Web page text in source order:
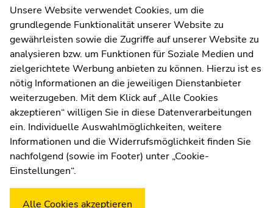
Kommunikation und Öffentlichkeitsarbeit
Moodle
UNIGRAZonline
Impressum
Datenschutzerklärung
Cookie-Einstellungen
Barrierefreiheitserklärung
WetterstationUni Graz
Unsere Website verwendet Cookies, um die
grundlegende Funktionalität unserer Website zu
gewährleisten sowie die Zugriffe auf unserer Website zu
analysieren bzw. um Funktionen für Soziale Medien und
zielgerichtete Werbung anbieten zu können. Hierzu ist es
nötig Informationen an die jeweiligen Dienstanbieter
weiterzugeben. Mit dem Klick auf „Alle Cookies
akzeptieren“ willigen Sie in diese Datenverarbeitungen
ein. Individuelle Auswahlmöglichkeiten, weitere
Informationen und die Widerrufsmöglichkeit finden Sie
nachfolgend (sowie im Footer) unter „Cookie-
Einstellungen“.
Alle Cookies akzeptieren